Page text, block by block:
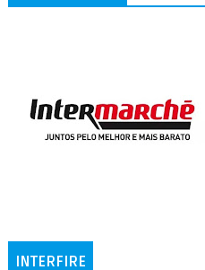
INTERFIRE